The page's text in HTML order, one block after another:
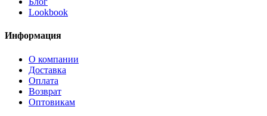
Lookbook
Информация
О компании
Доставка
Оплата
Возврат
Оптовикам